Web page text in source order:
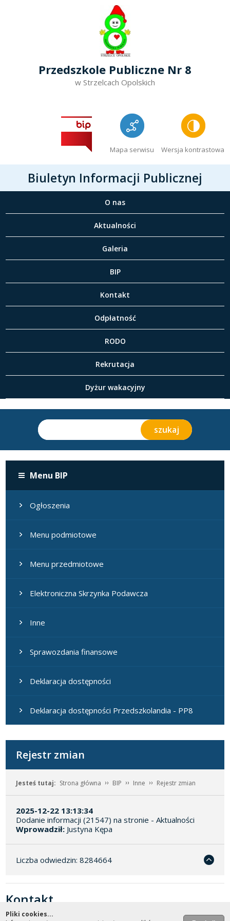
Przedszkole Publiczne Nr 8
w Strzelcach Opolskich
Mapa serwisu Wersja kontrastowa
Biuletyn Informacji Publicznej
O nas
Aktualności
Galeria
BIP
Kontakt
Odpłatność
RODO
Rekrutacja
Dyżur wakacyjny
Menu BIP
Ogłoszenia
Menu podmiotowe
Menu przedmiotowe
Elektroniczna Skrzynka Podawcza
Inne
Sprawozdania finansowe
Deklaracja dostępności
Deklaracja dostępności Przedszkolandia - PP8
Rejestr zmian
Jesteś tutaj: Strona główna BIP Inne Rejestr zmian
2025-12-22 13:13:34
Dodanie informacji (21547) na stronie - Aktualności
Wprowadził: Justyna Kępa
Liczba odwiedzin: 8284664
Kontakt
Pliki cookies...